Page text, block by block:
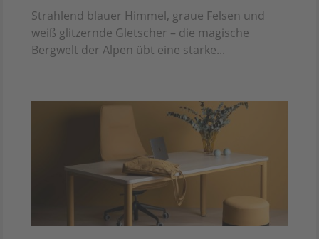
Strahlend blauer Himmel, graue Felsen und
weiß glitzernde Gletscher – die magische
Bergwelt der Alpen übt eine starke...